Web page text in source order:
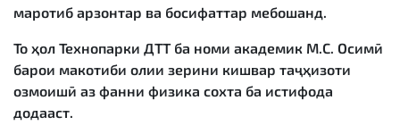
маротиб арзонтар ва босифаттар мебошанд.
То ҳол Технопарки ДТТ ба номи академик М.С. Осимӣ
барои макотиби олии зерини кишвар таҷҳизоти
озмоишӣ аз фанни физика сохта ба истифода
додааст.